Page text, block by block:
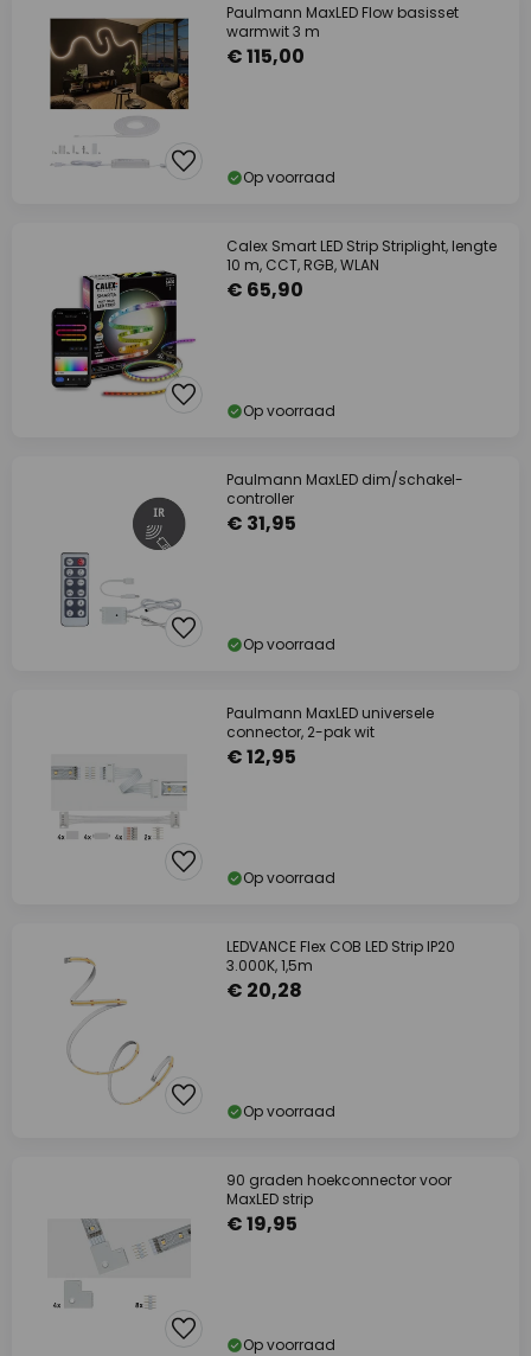
Paulmann MaxLED Flow basisset
warmwit 3 m
€ 115,00
Op voorraad
Calex Smart LED Strip Striplight, lengte
10 m, CCT, RGB, WLAN
€ 65,90
Op voorraad
Paulmann MaxLED dim/schakel-
controller
€ 31,95
Op voorraad
Paulmann MaxLED universele
connector, 2-pak wit
€ 12,95
Op voorraad
LEDVANCE Flex COB LED Strip IP20
3.000K, 1,5m
€ 20,28
Op voorraad
90 graden hoekconnector voor
MaxLED strip
€ 19,95
Op voorraad